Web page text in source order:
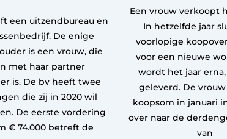
een uitzendbureau en
De enige
is een vrouw, die
met haar partner
is. De bv heeft twee
die zij in 2020 wil
De eerste vordering
€ 74.000 betreft de
Een vrouw verkoopt
In hetzelfde jaar
voorlopige
voor een nieuwe
wordt het jaar
geleverd. De
koopsom in januari
over naar de
van